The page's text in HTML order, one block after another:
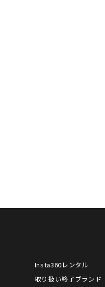
Insta360レンタル
取り扱い終了ブランド